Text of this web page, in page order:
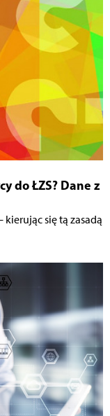
do ŁZS? Dane z
się tą zasadą